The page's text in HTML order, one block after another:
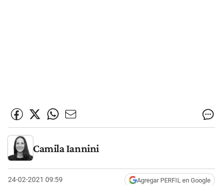
Camila Iannini
24-02-2021 09:59 Agregar PERFIL en Google